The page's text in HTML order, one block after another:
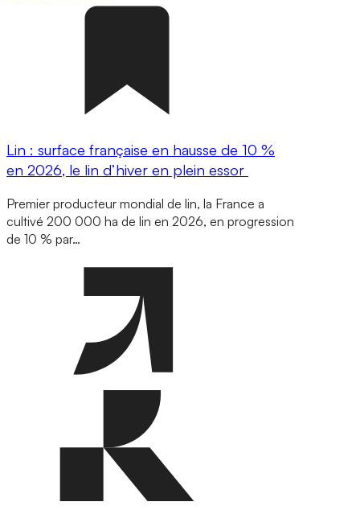
Lin : surface française en hausse de 10 %
en 2026, le lin d’hiver en plein essor
Premier producteur mondial de lin, la France a
cultivé 200 000 ha de lin en 2026, en progression
de 10 % par…